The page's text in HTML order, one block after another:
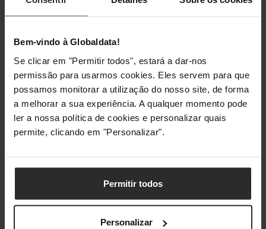
Bem-vindo à Globaldata!
Se clicar em "Permitir todos", estará a dar-nos
permissão para usarmos cookies. Eles servem para que
possamos monitorar a utilização do nosso site, de forma
a melhorar a sua experiência. A qualquer momento pode
ler a nossa política de cookies e personalizar quais
permite, clicando em "Personalizar".
Permitir todos
Personalizar
Classificações